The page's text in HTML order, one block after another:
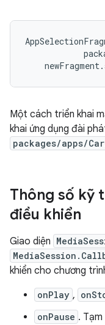
newFragment.
Một cách triển khai
khai ứng dụng đài
packages/apps/
Thông số kỹ
điều khiển
Giao diện
khiển cho chương
onPlay ,
onPause .